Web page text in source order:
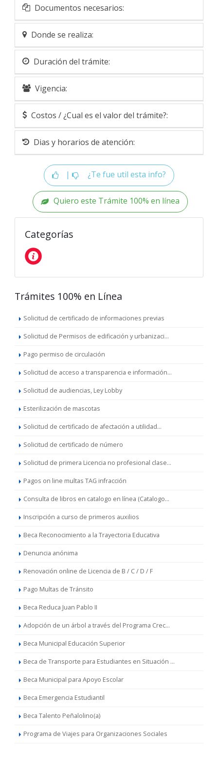
Documentos necesarios:
Donde se realiza:
Duración del trámite:
Vigencia:
Costos / ¿Cual es el valor del trámite?:
Dias y horarios de atención:
| ¿Te fue util esta info?
Quiero este Trámite 100% en línea
Categorías
Trámites 100% en Línea
Solicitud de certificado de informaciones previas
Solicitud de Permisos de edificación y urbanizaci...
Pago permiso de circulación
Solicitud de acceso a transparencia e información...
Solicitud de audiencias, Ley Lobby
Esterilización de mascotas
Solicitud de certificado de afectación a utilidad...
Solicitud de certificado de número
Solicitud de primera Licencia no profesional clase...
Pagos on line multas TAG infracción
Consulta de libros en catalogo en línea (Catalogo...
Inscripción a curso de primeros auxilios
Beca Reconocimiento a la Trayectoria Educativa
Denuncia anónima
Renovación online de Licencia de B / C / D / F
Pago Multas de Tránsito
Beca Reduca Juan Pablo II
Adopción de un árbol a través del Programa Crec...
Beca Municipal Educación Superior
Beca de Transporte para Estudiantes en Situación ...
Beca Municipal para Apoyo Escolar
Beca Emergencia Estudiantil
Beca Talento Peñalolino(a)
Programa de Viajes para Organizaciones Sociales